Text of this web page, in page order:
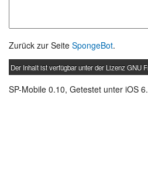
Zurück zur Seite SpongeBot.
Der Inhalt ist verfügbar unter der LizenzGNU
SP-Mobile 0.10, Getestet unter iOS